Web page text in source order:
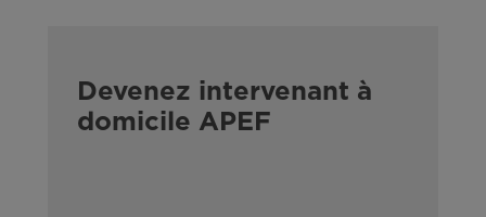
Devenez intervenant à
domicile APEF